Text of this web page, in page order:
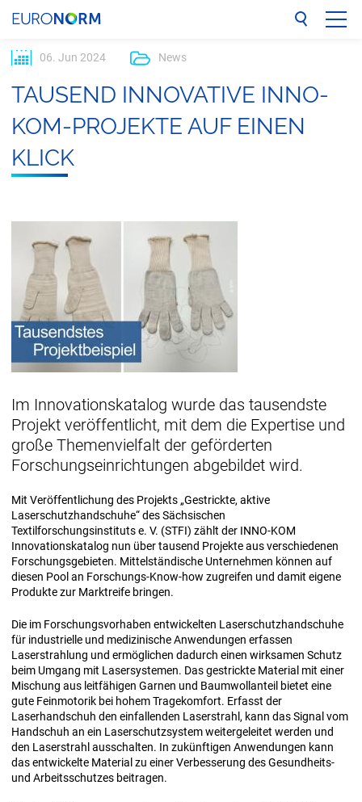
UNTERNEHMEN
LEISTUNGEN
REFERENZEN
BLOG
KONTAKT
06. Jun 2024
TAU­SEND IN­NO­VA­TI­VE INNO-​
KOM-PROJEKTE AUF EINEN
KLICK
Im Innovationskatalog wurde das tausendste
Projekt veröffentlicht, mit dem die Expertise und
große Themenvielfalt der geförderten
Forschungseinrichtungen abgebildet wird.
Mit Veröffentlichung des Projekts „Gestrickte, aktive
Laserschutzhandschuhe“ des Sächsischen
Textilforschungsinstituts e. V. (STFI) zählt der INNO-KOM
Innovationskatalog nun über tausend Projekte aus verschiedenen
Forschungsgebieten. Mittelständische Unternehmen können auf
diesen Pool an Forschungs-Know-how zugreifen und damit eigene
Produkte zur Marktreife bringen.
Die im Forschungsvorhaben entwickelten Laserschutzhandschuhe
für industrielle und medizinische Anwendungen erfassen
Laserstrahlung und ermöglichen dadurch einen wirksamen Schutz
beim Umgang mit Lasersystemen. Das gestrickte Material mit einer
Mischung aus leitfähigen Garnen und Baumwollanteil bietet eine
gute Feinmotorik bei hohem Tragekomfort. Erfasst der
Laserhandschuh den einfallenden Laserstrahl, kann das Signal vom
Handschuh an ein Laserschutzsystem weitergeleitet werden und
den Laserstrahl ausschalten. In zukünftigen Anwendungen kann
das entwickelte Material zu einer Verbesserung des Gesundheits-
und Arbeitsschutzes beitragen.